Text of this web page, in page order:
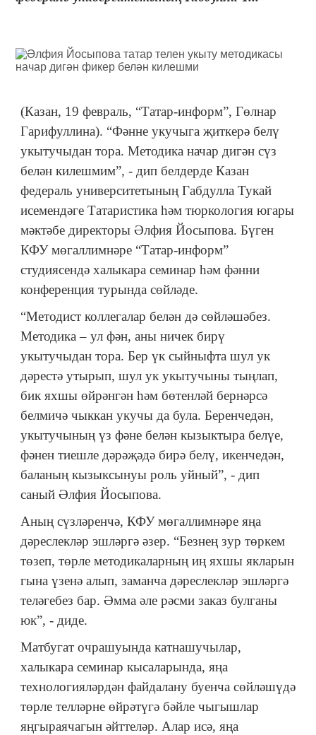
(Казан, 19 февраль, “Татар-информ”, Гөлнар
Гарифуллина). “Фәнне укучыга җиткерә белү
укытучыдан тора. Методика начар дигән сүз
белән килешмим”, - дип белдерде Казан
федераль университетының Габдулла Тукай
исемендәге Татаристика һәм тюркология югары
мәктәбе директоры Әлфия Йосыпова. Бүген
КФУ мөгаллимнәре “Татар-информ”
студиясендә халыкара семинар һәм фәнни
конференция турында сөйләде.
“Методист коллегалар белән дә сөйләшәбез.
Методика – ул фән, аны ничек бирү
укытучыдан тора. Бер үк сыйныфта шул ук
дәрестә утырып, шул ук укытучыны тыңлап,
бик яхшы өйрәнгән һәм бөтенләй бернәрсә
белмичә чыккан укучы да була. Беренчедән,
укытучының үз фәне белән кызыктыра белүе,
фәнен тиешле дәрәҗәдә бирә белү, икенчедән,
баланың кызыксынуы роль уйный”, - дип
саный Әлфия Йосыпова.
Аның сүзләренчә, КФУ мөгаллимнәре яңа
дәреслекләр эшләргә әзер. “Безнең зур төркем
төзеп, төрле методикаларның иң яхшы якларын
гына үзенә алып, заманча дәреслекләр эшләргә
теләгебез бар. Әмма әле рәсми заказ булганы
юк”, - диде.
Матбугат очрашуында катнашучылар,
халыкара семинар кысаларында, яңа
технологияләрдән файдалану буенча сөйләшүдә
төрле телләрне өйрәтүгә бәйле чыгышлар
яңгыраячагын әйттеләр. Алар исә, яңа